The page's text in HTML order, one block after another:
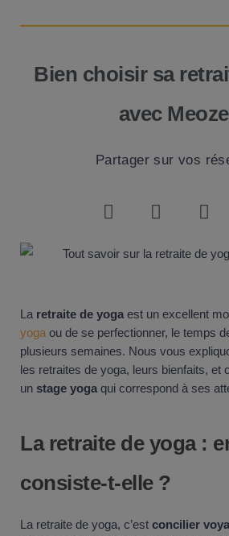
Bien choisir sa
avec
Partager sur vos
La retraite de yoga est un excellent
yoga ou de se perfectionner, le temps
plusieurs semaines. Nous vous
les retraites de yoga, leurs bienfaits, et
un stage yoga qui correspond à ses
La retraite de yoga :
consiste-t-elle ?
La retraite de yoga, c’est concilier